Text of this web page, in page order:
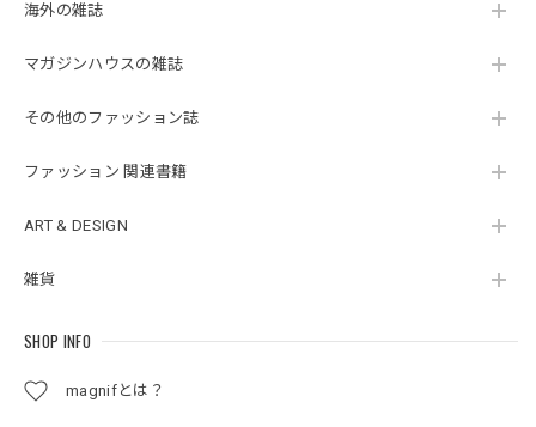
海外の雑誌
マガジンハウスの雑誌
その他のファッション誌
ファッション 関連書籍
ART & DESIGN
雑貨
SHOP INFO
magnifとは？